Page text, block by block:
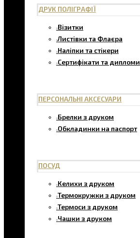
ДРУК ПОЛІГРАФІЇ
Візитки
Листівки та Флаєра
Наліпки та стікери
Сертифікати та дипломи
ПЕРСОНАЛЬНІ АКСЕСУАРИ
Брелки з друком
Обкладинки на паспорт
ПОСУД
Келихи з друком
Термокружки з друком
Термоси з друком
Чашки з друком